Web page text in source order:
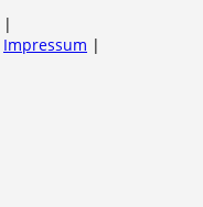
|
Impressum |